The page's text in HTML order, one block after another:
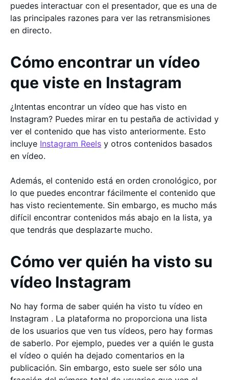
puedes interactuar con el presentador, que es una de
las principales razones para ver las retransmisiones
en directo.
Cómo encontrar un vídeo
que viste en Instagram
¿Intentas encontrar un vídeo que has visto en
Instagram? Puedes mirar en tu pestaña de actividad y
ver el contenido que has visto anteriormente. Esto
incluye Instagram Reels y otros contenidos basados
en vídeo.
Además, el contenido está en orden cronológico, por
lo que puedes encontrar fácilmente el contenido que
has visto recientemente. Sin embargo, es mucho más
difícil encontrar contenidos más abajo en la lista, ya
que tendrás que desplazarte mucho.
Cómo ver quién ha visto su
vídeo Instagram
No hay forma de saber quién ha visto tu vídeo en
Instagram . La plataforma no proporciona una lista
de los usuarios que ven tus vídeos, pero hay formas
de saberlo. Por ejemplo, puedes ver a quién le gusta
el vídeo o quién ha dejado comentarios en la
publicación. Sin embargo, esto suele ser sólo una